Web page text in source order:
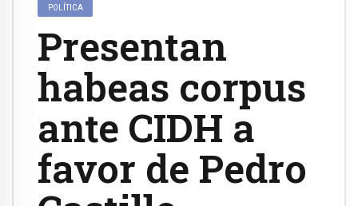
POLÍTICA
Presentan
habeas corpus
ante CIDH a
favor de Pedro